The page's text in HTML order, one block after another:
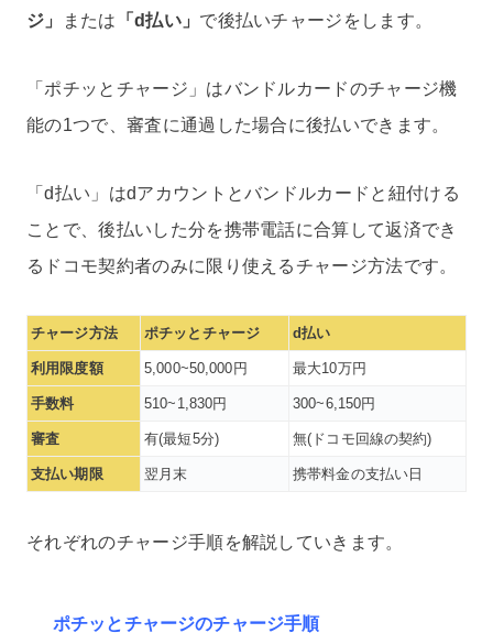
ジ」 または 「d払い」 で後払いチャージをします。
「ポチッとチャージ」はバンドルカードのチャージ機
能の1つで、審査に通過した場合に後払いできます。
「d払い」はdアカウントとバンドルカードと紐付ける
ことで、後払いした分を携帯電話に合算して返済でき
るドコモ契約者のみに限り使えるチャージ方法です。
チャージ方法 ポチッとチャージ d払い
利用限度額 5,000~50,000円 最大10万円
手数料 510~1,830円 300~6,150円
審査 有(最短5分) 無(ドコモ回線の契約)
支払い期限 翌月末 携帯料金の支払い日
それぞれのチャージ手順を解説していきます。
ポチッとチャージのチャージ手順